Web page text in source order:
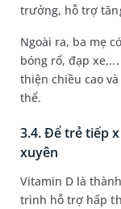
trưởng, hỗ trợ
Ngoài ra, ba mẹ
bóng rổ, đạp
thiện chiều cao
thể.
3.4. Để trẻ tiếp
xuyên
Vitamin D là
trình hỗ trợ hấp